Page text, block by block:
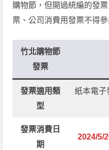
購物節，但開過統編的發
票、公司消費用發票不得參
竹北購物節
發票
發票適用類
型
紙本電子
發票消費日
期
2024/5/